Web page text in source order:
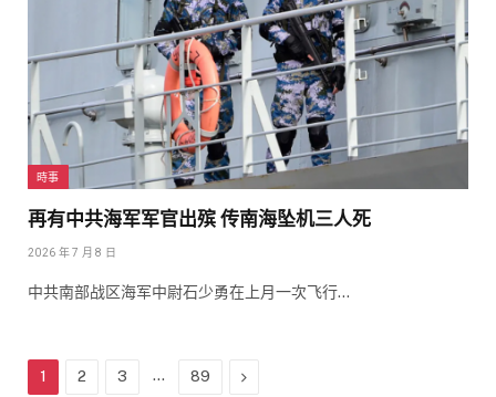
時事
再有中共海军军官出殡 传南海坠机三人死
2026 年 7 月 8 日
中共南部战区海军中尉石少勇在上月一次飞行…
1 2 3 ... 89 Next